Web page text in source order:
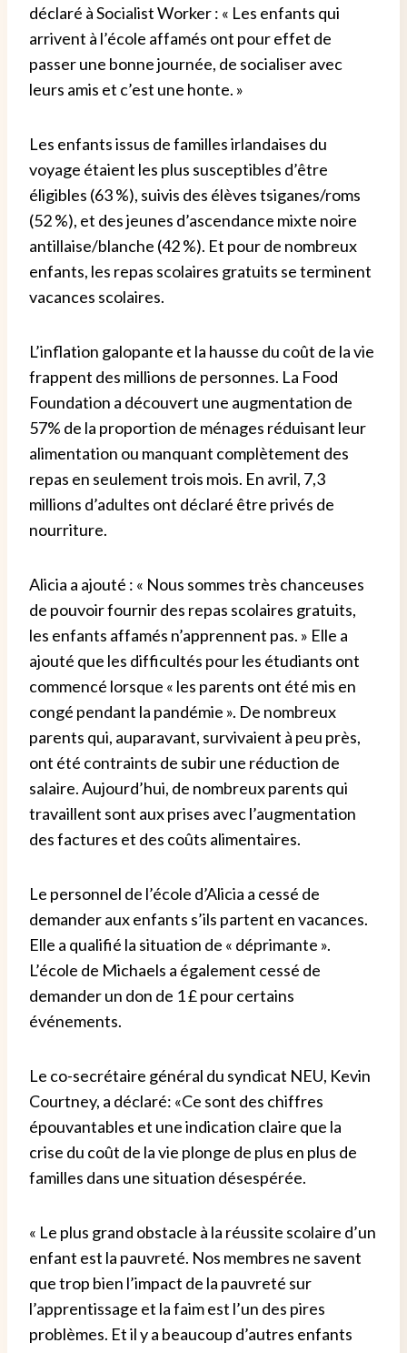
déclaré à Socialist Worker : « Les enfants qui
arrivent à l’école affamés ont pour effet de
passer une bonne journée, de socialiser avec
leurs amis et c’est une honte. »
Les enfants issus de familles irlandaises du
voyage étaient les plus susceptibles d’être
éligibles (63 %), suivis des élèves tsiganes/roms
(52 %), et des jeunes d’ascendance mixte noire
antillaise/blanche (42 %). Et pour de nombreux
enfants, les repas scolaires gratuits se terminent
vacances scolaires.
L’inflation galopante et la hausse du coût de la vie
frappent des millions de personnes. La Food
Foundation a découvert une augmentation de
57% de la proportion de ménages réduisant leur
alimentation ou manquant complètement des
repas en seulement trois mois. En avril, 7,3
millions d’adultes ont déclaré être privés de
nourriture.
Alicia a ajouté : « Nous sommes très chanceuses
de pouvoir fournir des repas scolaires gratuits,
les enfants affamés n’apprennent pas. » Elle a
ajouté que les difficultés pour les étudiants ont
commencé lorsque « les parents ont été mis en
congé pendant la pandémie ». De nombreux
parents qui, auparavant, survivaient à peu près,
ont été contraints de subir une réduction de
salaire.Aujourd’hui, de nombreux parents qui
travaillent sont aux prises avec l’augmentation
des factures et des coûts alimentaires.
Le personnel de l’école d’Alicia a cessé de
demander aux enfants s’ils partent en vacances.
Elle a qualifié la situation de « déprimante ».
L’école de Michaels a également cessé de
demander un don de 1 £ pour certains
événements.
Le co-secrétaire général du syndicat NEU, Kevin
Courtney, a déclaré: «Ce sont des chiffres
épouvantables et une indication claire que la
crise du coût de la vie plonge de plus en plus de
familles dans une situation désespérée.
« Le plus grand obstacle à la réussite scolaire d’un
enfant est la pauvreté. Nos membres ne savent
que trop bien l’impact de la pauvreté sur
l’apprentissage et la faim est l’un des pires
problèmes. Et il y a beaucoup d’autres enfants